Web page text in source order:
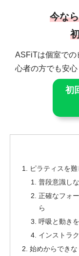
今な
ASFiTは個室での
心者の方でも安心
初
ピラティスを
普段意識し
正確なフォ
ら
呼吸と動き
インストラ
始めからでき